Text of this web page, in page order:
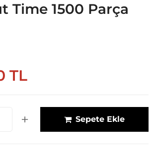
Time 1500 Parça
TL
+ Sepete Ekle